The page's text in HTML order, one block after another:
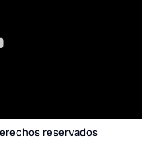
reservados